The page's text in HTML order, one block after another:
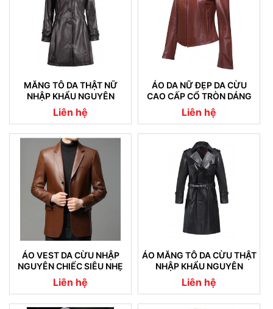
MĂNG TÔ DA THẬT NỮ
NHẬP KHẨU NGUYÊN
CHIẾC 05
Liên hệ
ÁO DA NỮ ĐẸP DA CỪU
CAO CẤP CỔ TRÒN DÁNG
TRƠN
Liên hệ
ÁO VEST DA CỪU NHẬP
NGUYÊN CHIẾC SIÊU NHẸ
08
Liên hệ
ÁO MĂNG TÔ DA CỪU THẬT
NHẬP KHẨU NGUYÊN
CHIẾC CAM KẾT KHÔNG NỔ
DA (04)
Liên hệ